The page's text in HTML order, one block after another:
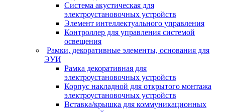
Система акустическая для
электроустановочных устройств
Элемент интеллектуального управления
Контроллер для управления системой
освещения
Рамки, декоративные элементы, основания для
ЭУИ
Рамка декоративная для
электроустановочных устройств
Корпус накладной для открытого монтажа
электроустановочных устройств
Вставка/крышка для коммуникационных